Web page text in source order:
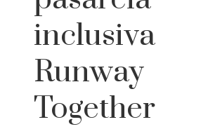
inclusiva
Runway
Together